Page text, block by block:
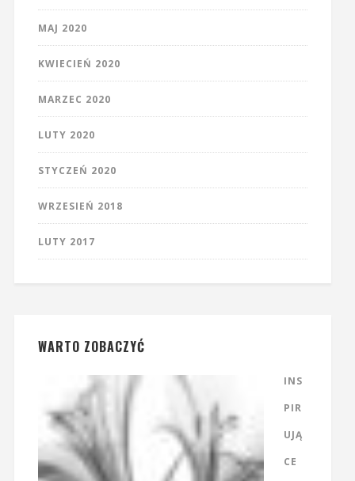
MAJ 2020
KWIECIEŃ 2020
MARZEC 2020
LUTY 2020
STYCZEŃ 2020
WRZESIEŃ 2018
LUTY 2017
WARTO ZOBACZYĆ
INS
PIR
UJĄ
CE